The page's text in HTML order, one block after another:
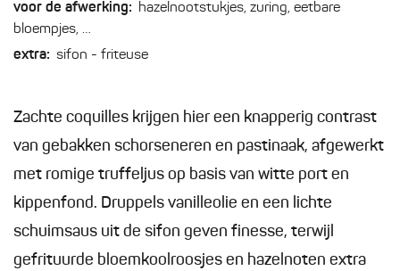
voor de afwerking: hazelnootstukjes, zuring, eetbare
bloempjes, …
extra: sifon - friteuse
Zachte coquilles krijgen hier een knapperig contrast
van gebakken schorseneren en pastinaak, afgewerkt
met romige truffeljus op basis van witte port en
kippenfond. Druppels vanilleolie en een lichte
schuimsaus uit de sifon geven finesse, terwijl
gefrituurde bloemkoolroosjes en hazelnoten extra